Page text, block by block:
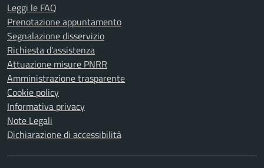
Leggi le FAQ
Prenotazione appuntamento
Segnalazione disservizio
Richiesta d'assistenza
Attuazione misure PNRR
Amministrazione trasparente
Cookie policy
Informativa privacy
Note Legali
Dichiarazione di accessibilità